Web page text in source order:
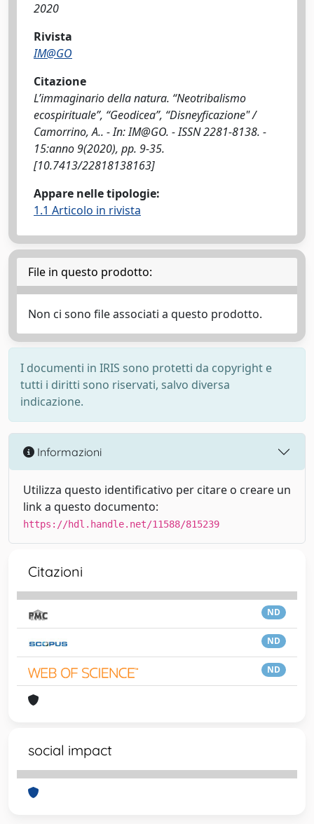
2020
Rivista
IM@GO
Citazione
L’immaginario della natura. “Neotribalismo
ecospirituale”, “Geodicea”, “Disneyficazione" /
Camorrino, A.. - In: IM@GO. - ISSN 2281-8138. -
15:anno 9(2020), pp. 9-35.
[10.7413/22818138163]
Appare nelle tipologie:
1.1 Articolo in rivista
File in questo prodotto:
Non ci sono file associati a questo prodotto.
I documenti in IRIS sono protetti da copyright e
tutti i diritti sono riservati, salvo diversa
indicazione.
Informazioni
Utilizza questo identificativo per citare o creare un
link a questo documento:
https://hdl.handle.net/11588/815239
Citazioni
ND
ND
ND
social impact